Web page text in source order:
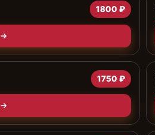
1800 ₽
1750 ₽